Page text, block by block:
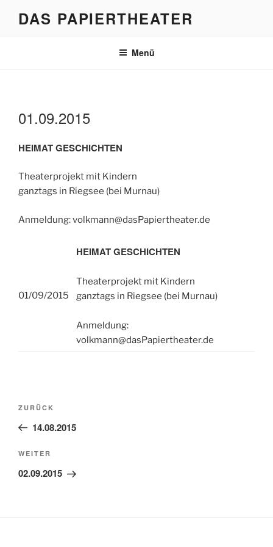
InhaltDAS PAPIERTHEATER
Menü
01.09.2015
HEIMAT GESCHICHTEN
Theaterprojekt mit Kindern
ganztags in Riegsee (bei Murnau)
Anmeldung: volkmann@dasPapiertheater.de
01/09/2015
HEIMAT GESCHICHTEN
Theaterprojekt mit Kindern
ganztags in Riegsee (bei Murnau)
Anmeldung:
volkmann@dasPapiertheater.de
Beitragsnavigation
Vorheriger
Beitrag
ZURÜCK
14.08.2015
Nächster
Beitrag
WEITER
02.09.2015